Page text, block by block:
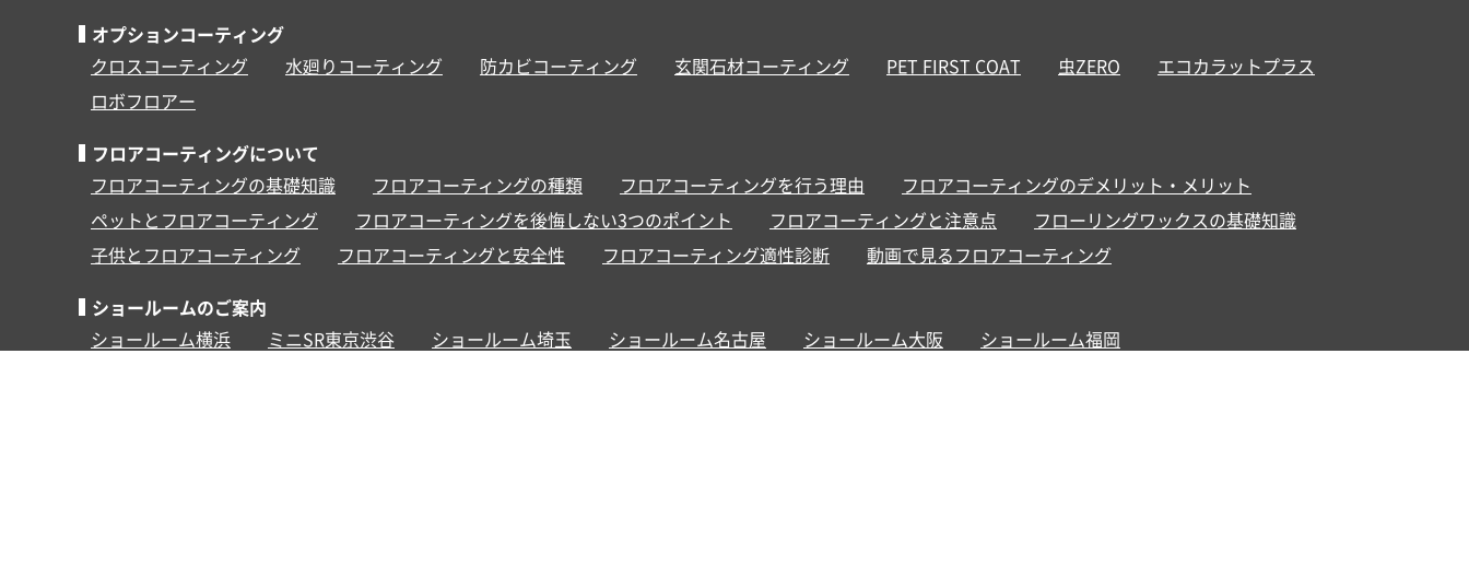
オプションコーティング
クロスコーティング
水廻りコーティング 防カビコーティング 玄関石材コーティング PET FIRST COAT 虫ZERO
エコカラットプラス
ロボフロアー
フロアコーティングについて
フロアコーティングの基礎知識
フロアコーティングの種類 フロアコーティングを行う理由
フロアコーティングのデメリット・メリット
ペットとフロアコーティング
フロアコーティングを後悔しない3つのポイント フロアコーティングと注意点
フローリングワックスの基礎知識
子供とフロアコーティング
フロアコーティングと安全性 フロアコーティング適性診断
動画で見るフロアコーティング
ショールームのご案内
ショールーム横浜
ミニSR東京渋谷 ショールーム埼玉 ショールーム名古屋 ショールーム大阪
ショールーム福岡